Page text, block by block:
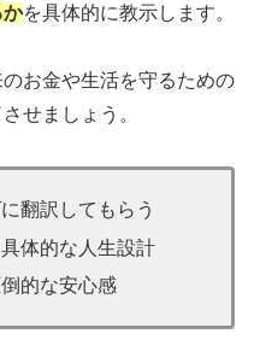
かを具体的に教示します。
お金や生活を守るための
せましょう。
翻訳してもらう
体的な人生設計
的な安心感